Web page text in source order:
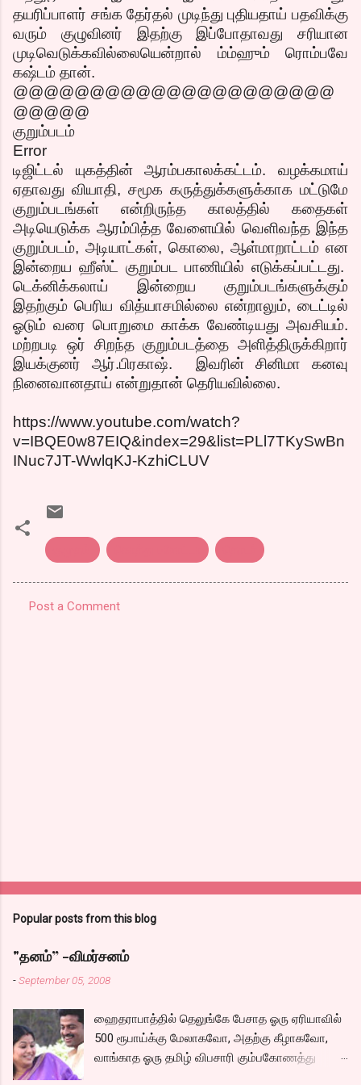
தயரிப்பாளர் சங்க தேர்தல் முடிந்து புதியதாய் பதவிக்கு
வரும் குழுவினர் இதற்கு இப்போதாவது சரியான
முடிவெடுக்கவில்லையென்றால் ம்ம்ஹும் ரொம்பவே
கஷ்டம் தான்.
@@@@@@@@@@@@@@@@@@@@@
@@@@@
குறும்படம்
Error
டிஜிட்டல் யுகத்தின் ஆரம்பகாலக்கட்டம். வழக்கமாய்
ஏதாவது வியாதி, சமூக கருத்துக்களுக்காக மட்டுமே
குறும்படங்கள் என்றிருந்த காலத்தில் கதைகள்
அடியெடுக்க ஆரம்பித்த வேளையில் வெளிவந்த இந்த
குறும்படம், அடியாட்கள், கொலை, ஆள்மாறாட்டம் என
இன்றைய ஹீஸ்ட் குறும்பட பாணியில் எடுக்கப்பட்டது.
டெக்னிக்கலாய் இன்றைய குறும்படங்களுக்கும்
இதற்கும் பெரிய வித்யாசமில்லை என்றாலும், டைட்டில்
ஓடும் வரை பொறுமை காக்க வேண்டியது அவசியம்.
மற்றபடி ஒர் சிறந்த குறும்படத்தை அளித்திருக்கிறார்
இயக்குனர் ஆர்.பிரகாஷ். இவரின் சினிமா கனவு
நினைவானதாய் என்றுதான் தெரியவில்லை.
https://www.youtube.com/watch?
v=IBQE0w87EIQ&index=29&list=PLl7TKySwBn
INuc7JT-WwlqKJ-KzhiCLUV
Post a Comment
Popular posts from this blog
"தனம்” -விமர்சனம்
-September 05, 2008
ஹைதராபாத்தில் தெலுங்கே பேசாத ஓரு ஏரியாவில்
500 ரூபாய்க்கு மேலாகவோ, அதற்கு கீழாகவோ,
வாங்காத ஓரு தமிழ் விபசாரி கும்பகோணத்து